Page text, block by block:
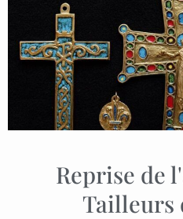
Reprise de
Tailleurs